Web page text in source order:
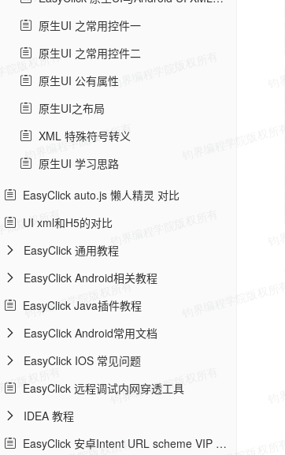
原生UI 之常用控件一
原生UI 之常用控件二
原生UI 公有属性
原生UI之布局
XML 特殊符号转义
原生UI 学习思路
EasyClick auto.js 懒人精灵 对比
UI xml和H5的对比
EasyClick 通用教程
EasyClick Android相关教程
EasyClick Java插件教程
EasyClick Android常用文档
EasyClick IOS 常见问题
EasyClick 远程调试内网穿透工具
IDEA 教程
EasyClick 安卓Intent URL scheme VIP 教程